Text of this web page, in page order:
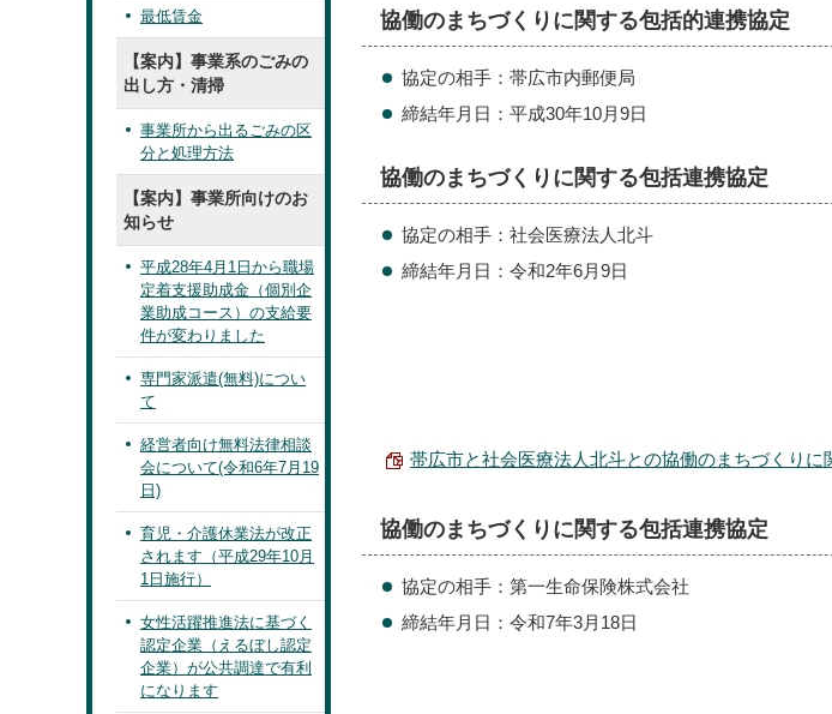
協働のまちづくりに関する包括的連携協定
協定の相手：帯広市内郵便局
締結年月日：平成30年10月9日
協働のまちづくりに関する包括連携協定
協定の相手：社会医療法人北斗
締結年月日：令和2年6月9日
帯広市と社会医療法人北斗との協働のまちづくりに
協働のまちづくりに関する包括連携協定
協定の相手：第一生命保険株式会社
締結年月日：令和7年3月18日
最低賃金
【案内】事業系のごみの
出し方・清掃
事業所から出るごみの区
分と処理方法
【案内】事業所向けのお
知らせ
平成28年4月1日から職場
定着支援助成金（個別企
業助成コース）の支給要
件が変わりました
専門家派遣(無料)につい
て
経営者向け無料法律相談
会について(令和6年7月19
日)
育児・介護休業法が改正
されます（平成29年10月
1日施行）
女性活躍推進法に基づく
認定企業（えるぼし認定
企業）が公共調達で有利
になります